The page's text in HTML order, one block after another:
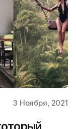
3 Ноября, 2021